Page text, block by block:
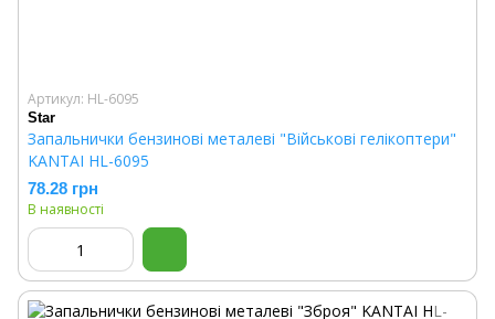
Артикул: HL-6095
Star
Запальнички бензинові металеві "Військові гелікоптери"
KANTAI HL-6095
78.28 грн
В наявності